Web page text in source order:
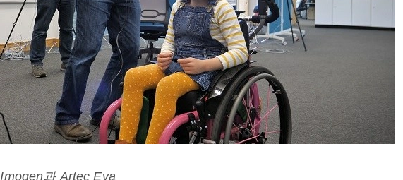
Imogen과Artec Eva